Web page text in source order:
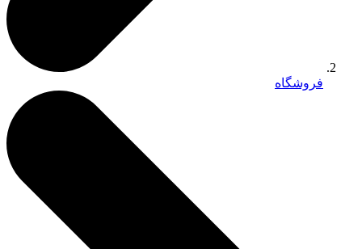
فروشگاه